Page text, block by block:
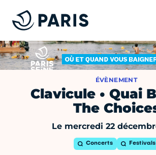
ÉVÈNEMENT
Clavicule • Quai
The
Le mercredi 22
Concerts Festivals